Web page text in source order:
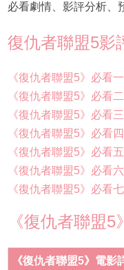
必看劇情、影評分析、
復仇者聯盟5影
《復仇者聯盟5》必看
《復仇者聯盟5》必看
《復仇者聯盟5》必看
《復仇者聯盟5》必看
《復仇者聯盟5》必看
《復仇者聯盟5》必看
《復仇者聯盟5》必看
《復仇者聯盟
《復仇者聯盟5》電影